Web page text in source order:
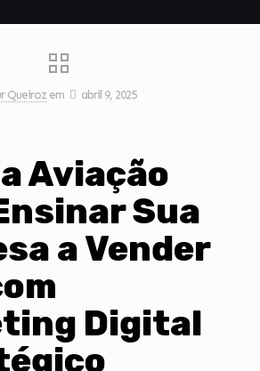
Queiroz em abril 9, 2025
Aviação
Sua
a Vender
Digital